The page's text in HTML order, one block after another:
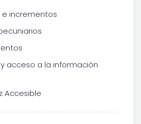
incrementos
acceso a la información
Accesible